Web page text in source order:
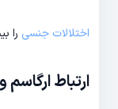
اختلالات جنسی را
ارتباط